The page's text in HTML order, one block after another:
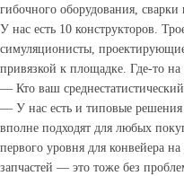
гибочного оборудования,
У нас есть 10 конструкторов.
симуляционисты,
привязкой к площадке. Где-то на
— Кто ваш среднестатистический
— У нас есть и типовые
вполне подходят для любых
первого уровня для конвейера
запчастей — это тоже без